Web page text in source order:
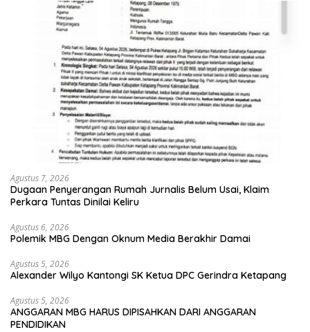
Agustus 7, 2026
Dugaan Penyerangan Rumah Jurnalis Belum Usai, Klaim
Perkara Tuntas Dinilai Keliru
Agustus 6, 2026
Polemik MBG Dengan Oknum Media Berakhir Damai
Agustus 5, 2026
Alexander Wilyo Kantongi SK Ketua DPC Gerindra Ketapang
Agustus 5, 2026
ANGGARAN MBG HARUS DIPISAHKAN DARI ANGGARAN
PENDIDIKAN